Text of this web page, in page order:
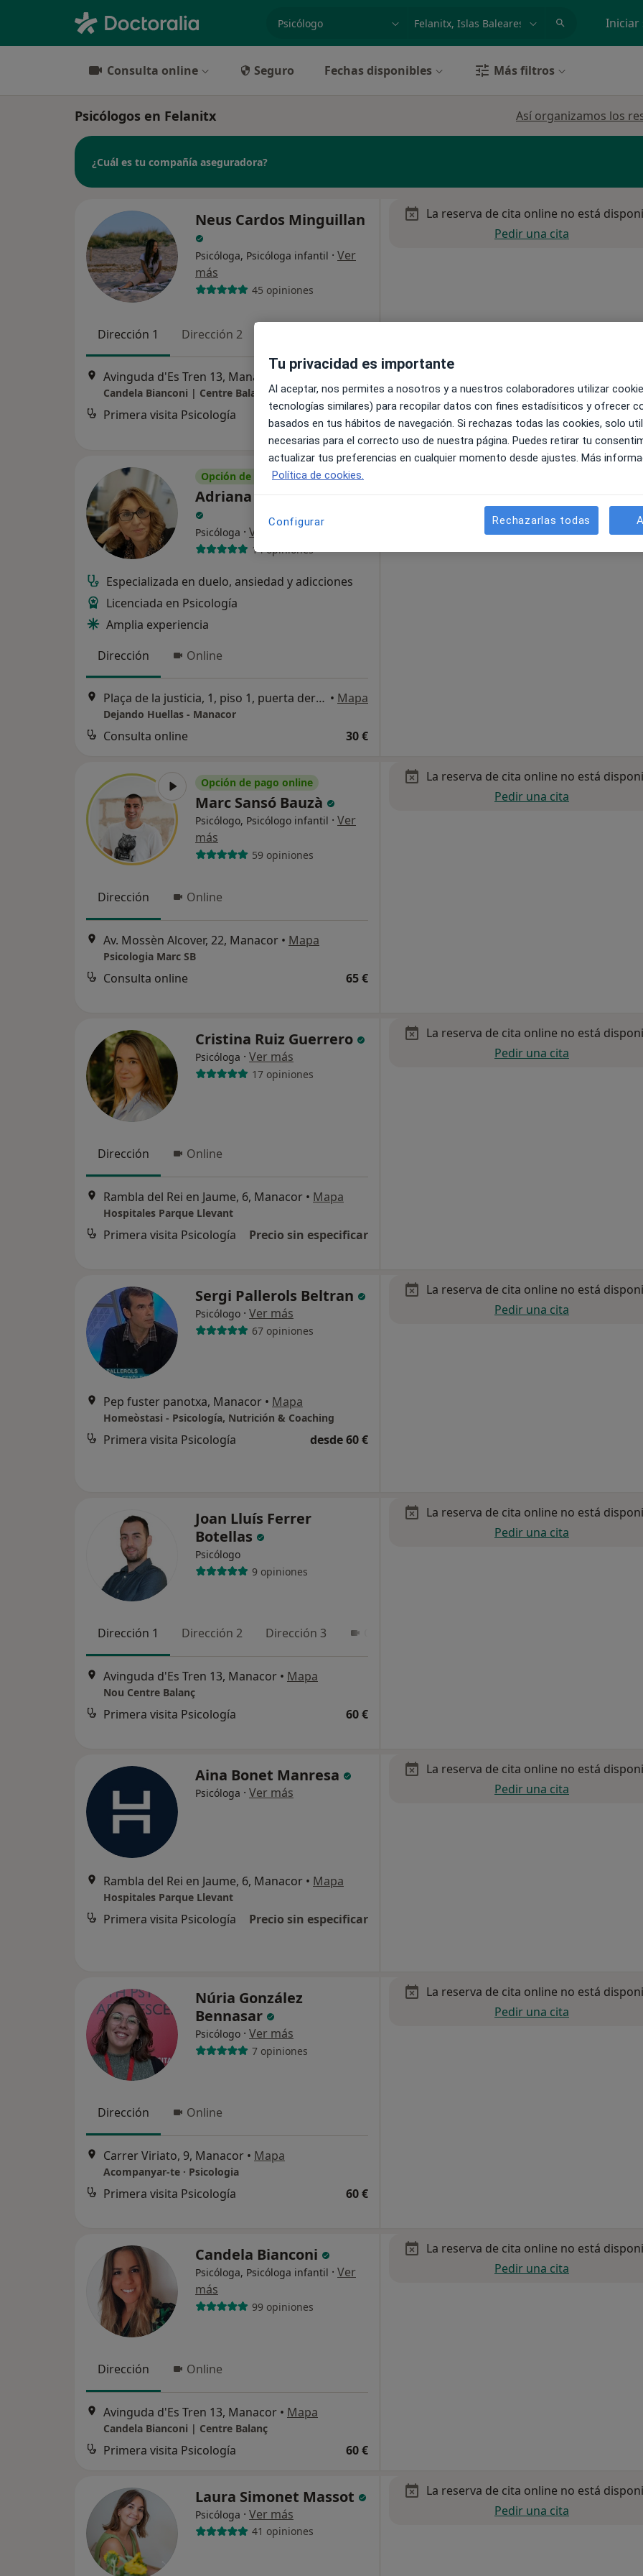
especialidad, enfermedad o nombre Iniciar
Consulta online Seguro Fechas disponibles Más filtros
Psicólogos en Felanitx Así organizamos los
¿Cuál es tu compañía aseguradora?
Neus Cardos Minguillan
Psicóloga, Psicóloga infantil · Ver
más
45 opiniones
Dirección 1 Dirección 2
Avinguda d'Es Tren 13, Manacor Mapa
Candela Bianconi | Centre Balanç
Primera visita Psicología 60 €
La reserva de cita online no está
Pedir una cita
Opción de pago online
Adriana García Cavalieri
Psicóloga · Ver más
14 opiniones
Especializada en duelo, ansiedad y adicciones
Licenciada en Psicología
Amplia experiencia
Dirección
Online
Plaça de la justicia, 1, piso 1, puerta derecha, Manacor, Manacor • Mapa
Dejando Huellas - Manacor
Consulta online 30 €
Opción de pago online
Marc Sansó Bauzà
Psicólogo, Psicólogo infantil · Ver
más
59 opiniones
Dirección Online
Av. Mossèn Alcover, 22, Manacor • Mapa
Psicologia Marc SB
Consulta online 65 €
La reserva de cita online no está
Pedir una cita
Cristina Ruiz Guerrero
Psicóloga · Ver más
17 opiniones
Dirección Online
Rambla del Rei en Jaume, 6, Manacor • Mapa
Hospitales Parque Llevant
Primera visita Psicología Precio sin especificar
La reserva de cita online no está
Pedir una cita
Sergi Pallerols Beltran
Psicólogo · Ver más
67 opiniones
Pep fuster panotxa, Manacor • Mapa
Homeòstasi - Psicología, Nutrición & Coaching
Primera visita Psicología desde 60 €
La reserva de cita online no está
Pedir una cita
Joan Lluís Ferrer
Botellas
Psicólogo
9 opiniones
Dirección 1 Dirección 2 Dirección 3
Avinguda d'Es Tren 13, Manacor • Mapa
Nou Centre Balanç
Primera visita Psicología 60 €
La reserva de cita online no está
Pedir una cita
Aina Bonet Manresa
Psicóloga · Ver más
Rambla del Rei en Jaume, 6, Manacor • Mapa
Hospitales Parque Llevant
Primera visita Psicología Precio sin especificar
La reserva de cita online no está
Pedir una cita
Núria González
Bennasar
Psicólogo · Ver más
7 opiniones
Dirección Online
Carrer Viriato, 9, Manacor • Mapa
Acompanyar-te · Psicologia
Primera visita Psicología 60 €
La reserva de cita online no está
Pedir una cita
Candela Bianconi
Psicóloga, Psicóloga infantil · Ver
más
99 opiniones
Dirección Online
Avinguda d'Es Tren 13, Manacor • Mapa
Candela Bianconi | Centre Balanç
Primera visita Psicología 60 €
La reserva de cita online no está
Pedir una cita
Laura Simonet Massot
Psicóloga · Ver más
41 opiniones
La reserva de cita online no está
Pedir una cita
Tu privacidad es importante
Al aceptar, nos permites a nosotros y a nuestros colaboradores utilizar
tecnologías similares) para recopilar datos con fines estadísiticos y ofrecer
basados en tus hábitos de navegación. Si rechazas todas las cookies, solo
necesarias para el correcto uso de nuestra página. Puedes retirar tu
actualizar tus preferencias en cualquier momento desde ajustes. Más
Política de cookies.
Configurar Rechazarlas todas